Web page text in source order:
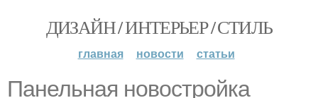
ДИЗАЙН / ИНТЕРЬЕР / СТИЛЬ
главная новости статьи
Панельная новостройка